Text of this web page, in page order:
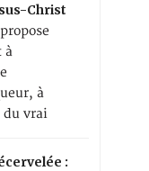
Christ
à
à
du vrai
: